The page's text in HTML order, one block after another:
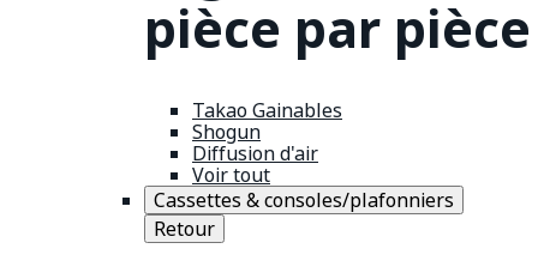
pièce par pièce
Takao Gainables
Shogun
Diffusion d'air
Voir tout
Cassettes & consoles/plafonniers
Retour